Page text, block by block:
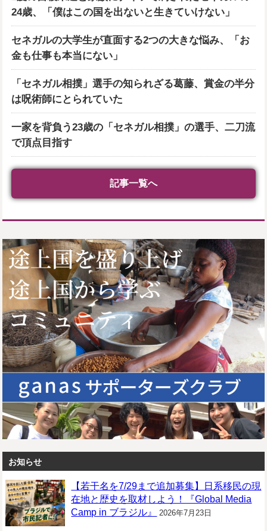
24歳、「僕はこの国を出ないと生きていけない」
セネガルの大学生が直面する2つの大きな悩み、「お
金も仕事も本当にない」
「セネガル相撲」選手の知られざる葛藤、賞金の半分
は呪術師にとられていた
一家を背負う23歳の「セネガル相撲」の選手、二刀流
で頂点目指す
記事一覧へ
お知らせ
【若干名を7/29まで追加募集】日系移民の現
在地と歴史を取材しよう！『Global Media
Camp in ブラジル』
2026年7月23日